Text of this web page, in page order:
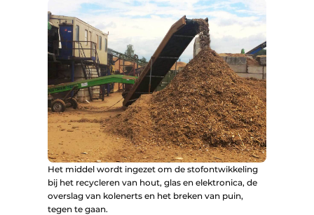
Het middel wordt ingezet om de stofontwikkeling
bij het recycleren van hout, glas en elektronica, de
overslag van kolenerts en het breken van puin,
tegen te gaan.